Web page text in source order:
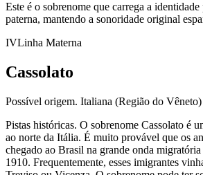
Este é o sobrenome que carrega a
paterna, mantendo a sonoridade original
IVLinha Materna
Cassolato
Possível origem. Italiana (Região do Vêneto)
Pistas históricas. O sobrenome Cassolato é
ao norte da Itália. É muito provável que os
chegado ao Brasil na grande onda
1910. Frequentemente, esses imigrantes